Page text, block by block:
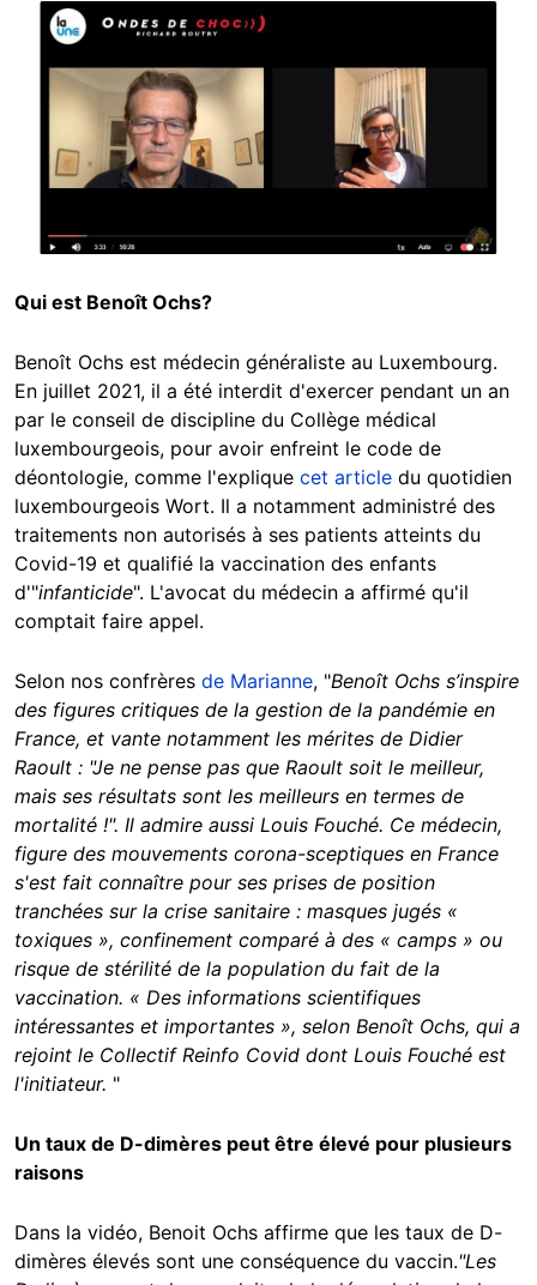
Image
Qui est Benoît Ochs?
Benoît Ochs est médecin généraliste au Luxembourg.
En juillet 2021, il a été interdit d'exercer pendant un an
par le conseil de discipline du Collège médical
luxembourgeois, pour avoir enfreint le code de
déontologie, comme l'explique cet article du quotidien
luxembourgeois Wort. Il a notamment administré des
traitements non autorisés à ses patients atteints du
Covid-19 et qualifié la vaccination des enfants
d'"infanticide". L'avocat du médecin a affirmé qu'il
comptait faire appel.
Selon nos confrères de Marianne, "Benoît Ochs s’inspire
des figures critiques de la gestion de la pandémie en
France, et vante notamment les mérites de Didier
Raoult : "Je ne pense pas que Raoult soit le meilleur,
mais ses résultats sont les meilleurs en termes de
mortalité !". Il admire aussi Louis Fouché. Ce médecin,
figure des mouvements corona-sceptiques en France
s'est fait connaître pour ses prises de position
tranchées sur la crise sanitaire : masques jugés «
toxiques », confinement comparé à des « camps » ou
risque de stérilité de la population du fait de la
vaccination. « Des informations scientifiques
intéressantes et importantes », selon Benoît Ochs, qui a
rejoint le Collectif Reinfo Covid dont Louis Fouché est
l'initiateur. "
Un taux de D-dimères peut être élevé pour plusieurs
raisons
Dans la vidéo, Benoit Ochs affirme que les taux de D-
dimères élevés sont une conséquence du vaccin."Les